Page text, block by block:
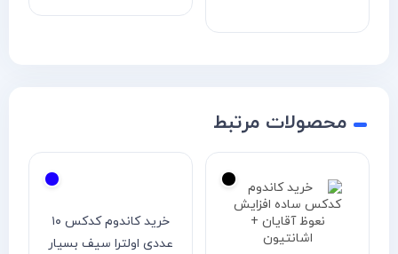
محصولات مرتبط
خرید کاندوم کدکس ۱۰
عددی اولترا سیف بسیار